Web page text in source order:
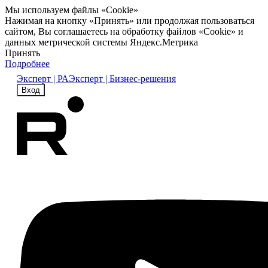
Мы используем файлы «Cookie»
Нажимая на кнопку «Принять» или продолжая пользоваться
сайтом, Вы соглашаетесь на обработку файлов «Cookie» и
данных метрической системы Яндекс.Метрика
Принять
Подробнее
Эксперт | РАЭксперт | Бизнес-решения
Вход